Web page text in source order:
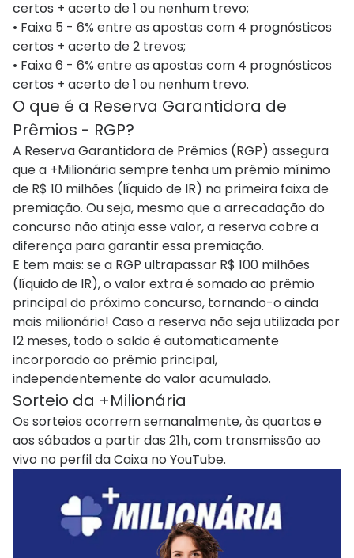
certos + acerto de 1 ou nenhum trevo;
• Faixa 5 - 6% entre as apostas com 4 prognósticos
certos + acerto de 2 trevos;
• Faixa 6 - 6% entre as apostas com 4 prognósticos
certos + acerto de 1 ou nenhum trevo.
O que é a Reserva Garantidora de
Prêmios - RGP?
A Reserva Garantidora de Prêmios (RGP) assegura
que a +Milionária sempre tenha um prêmio mínimo
de R$ 10 milhões (líquido de IR) na primeira faixa de
premiação. Ou seja, mesmo que a arrecadação do
concurso não atinja esse valor, a reserva cobre a
diferença para garantir essa premiação.
E tem mais: se a RGP ultrapassar R$ 100 milhões
(líquido de IR), o valor extra é somado ao prêmio
principal do próximo concurso, tornando-o ainda
mais milionário! Caso a reserva não seja utilizada por
12 meses, todo o saldo é automaticamente
incorporado ao prêmio principal,
independentemente do valor acumulado.
Sorteio da +Milionária
Os sorteios ocorrem semanalmente, às quartas e
aos sábados a partir das 21h, com transmissão ao
vivo no perfil da Caixa no YouTube.